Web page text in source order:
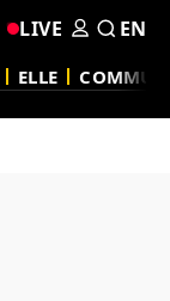
ELLE
LIVE EN